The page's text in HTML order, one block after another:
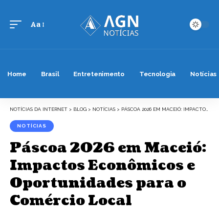
Font
Aa
Home Brasil Entretenimento Tecnologia Notícias
NOTÍCIAS DA INTERNET > BLOG > NOTÍCIAS > PÁSCOA 2026 EM MACEIÓ: IMPACTOS ECONÔMICOS E OPORTUNIDADES PARA O COMÉRCIO LOCAL
NOTÍCIAS
Páscoa 2026 em Maceió:
Impactos Econômicos e
Oportunidades para o
Comércio Local